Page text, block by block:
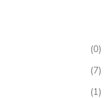
(0)
(7)
(1)